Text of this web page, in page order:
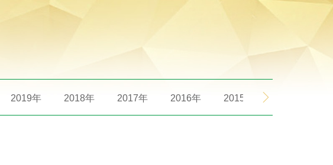
2019年 2018年 2017年 2016年 2015年